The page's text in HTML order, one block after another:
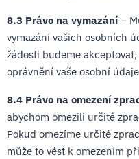
8.3 Právo na vymazání–
vymazání vašich osobních
žádosti budeme
oprávnění vaše osobní
8.4 Právo na omezení
abychom omezili určité
Pokud omezíme určité
může to vést k omezením